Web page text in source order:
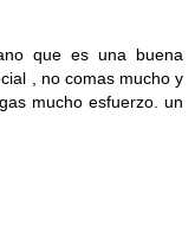
que es una buena
, no comas mucho y
mucho esfuerzo. un